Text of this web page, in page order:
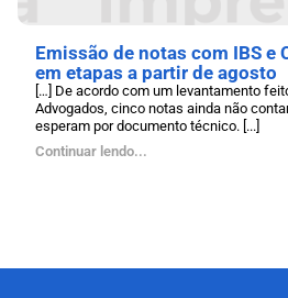
Emissão de notas com IBS e
em etapas a partir de agosto
[…] De acordo com um levantamento
Advogados, cinco notas ainda não
esperam por documento técnico. [...]
Continuar lendo...